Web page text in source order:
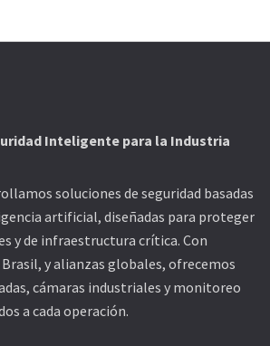
Inteligente para la Industria
soluciones de seguridad basadas
artificial, diseñadas para proteger
y de infraestructura crítica. Con
Brasil, y alianzas globales, ofrecemos
cámaras industriales y monitoreo
a cada operación.